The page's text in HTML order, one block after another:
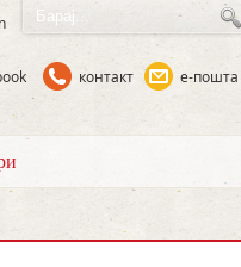
контакт е-пошта